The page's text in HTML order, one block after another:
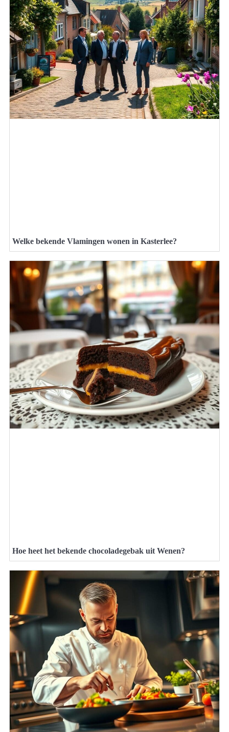
Welke bekende Vlamingen wonen in Kasterlee?
Hoe heet het bekende chocoladegebak uit Wenen?